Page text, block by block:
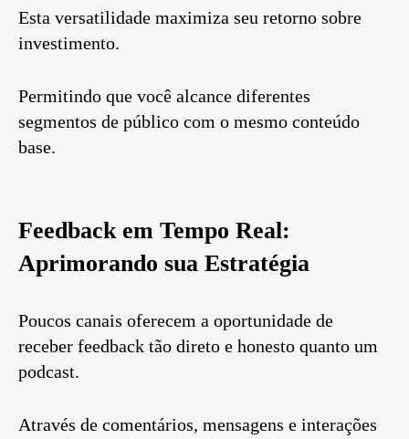
Esta versatilidade maximiza seu retorno sobre
investimento.
Permitindo que você alcance diferentes
segmentos de público com o mesmo conteúdo
base.
Feedback em Tempo Real:
Aprimorando sua Estratégia
Poucos canais oferecem a oportunidade de
receber feedback tão direto e honesto quanto um
podcast.
Através de comentários, mensagens e interações